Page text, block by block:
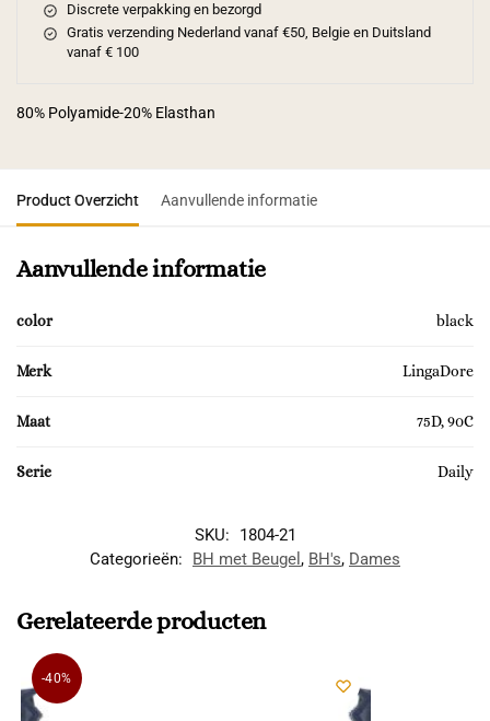
Discrete verpakking en bezorgd
Gratis verzending Nederland vanaf €50, Belgie en Duitsland
vanaf € 100
80% Polyamide-20% Elasthan
Product Overzicht Aanvullende informatie
Aanvullende informatie
color black
Merk LingaDore
Maat 75D, 90C
Serie Daily
SKU:
1804-21
Categorieën:
BH met Beugel , BH's, Dames
Gerelateerde producten
-40%